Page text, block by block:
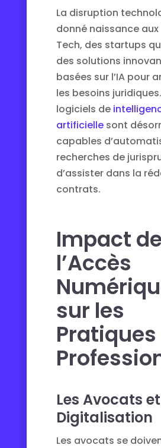
La disruption
donné naissance aux
Tech, des startups
des solutions
basées sur l’IA pour
les besoins
logiciels de
artificiellesont
capables
recherches de
d’assister dans la
contrats.
Impact de
l’Accès
sur les
Pratiques
Les Avocats
Digitalisation
Les avocats se